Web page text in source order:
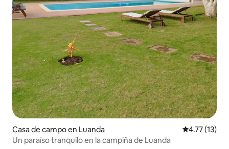
Casa de campo en Luanda Calificación
4.77 (13)
Un paraíso tranquilo en la campiña de Luanda